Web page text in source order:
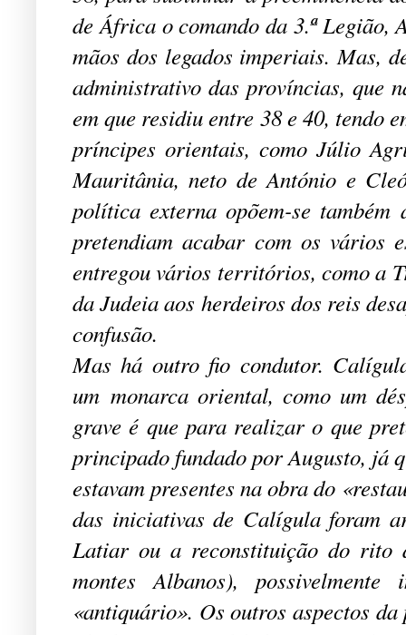
de África o comando da 3.ª Legião,
mãos dos legados imperiais. Mas,
administrativo das províncias, que
em que residiu entre 38 e40, tendo
príncipes orientais, como Júlio
Mauritânia, neto de António e
política externa opõem-se
pretendiam acabar com os vários
entregou vários territórios, como a
da Judeia aos herdeiros dos reis
confusão.
Mas há outro fio condutor.
um monarca oriental, como um
grave é que para realizar o que
principado fundado por Augusto, já
estavam presentes na obra do
das iniciativas de Calígula foram
Latiar ou a reconstituição do rito
montes Albanos),
«antiquário». Os outros aspectos